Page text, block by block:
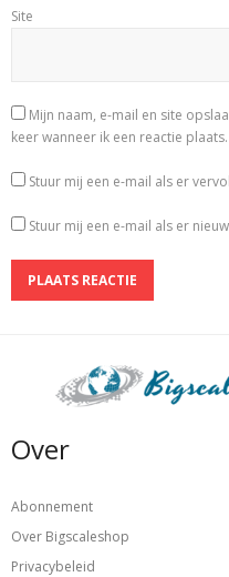
Site
Mijn naam, e-mail en site
keer wanneer ik een reactie plaats.
Stuur mij een e-mail als er
Stuur mij een e-mail als er
Over
Abonnement
Over Bigscaleshop
Privacybeleid